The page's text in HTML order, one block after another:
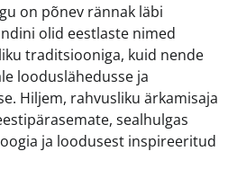
on põnev rännak läbi
olid eestlaste nimed
traditsiooniga, kuid nende
looduslähedusse ja
Hiljem, rahvusliku ärkamisaja
sealhulgas
ja loodusest inspireeritud